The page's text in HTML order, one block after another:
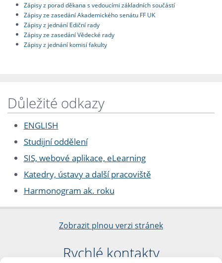
Zápisy z porad děkana s vedoucími základních součástí
Zápisy ze zasedání Akademického senátu FF UK
Zápisy z jednání Ediční rady
Zápisy ze zasedání Vědecké rady
Zápisy z jednání komisí fakulty
Důležité odkazy
ENGLISH
Studijní oddělení
SIS, webové aplikace, eLearning
Katedry, ústavy a další pracoviště
Harmonogram ak. roku
Zobrazit plnou verzi stránek
Rychlé kontakty